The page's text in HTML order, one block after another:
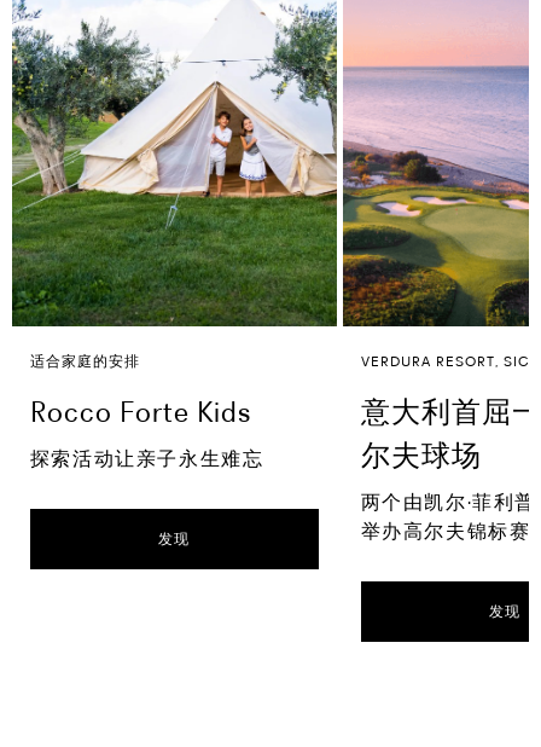
适合家庭的安排
Rocco Forte Kids
探索活动让亲子永生难忘
发现
VERDURA RESORT,
意大利首屈
尔夫球场
两个由凯尔·菲利
举办高尔夫锦标赛
发现